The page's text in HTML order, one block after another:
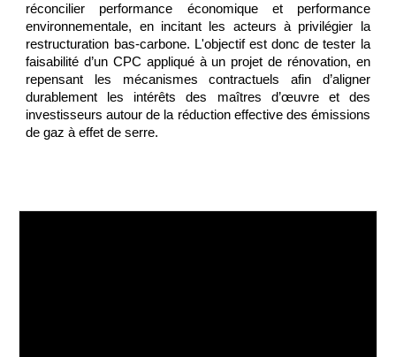
réconcilier performance économique et performance
environnementale, en incitant les acteurs à privilégier la
restructuration bas-carbone. L'objectif est donc de tester la
faisabilité d’un CPC appliqué à un projet de rénovation, en
repensant les mécanismes contractuels afin d’aligner
durablement les intérêts des maîtres d’œuvre et des
investisseurs autour de la réduction effective des émissions
de gaz à effet de serre.